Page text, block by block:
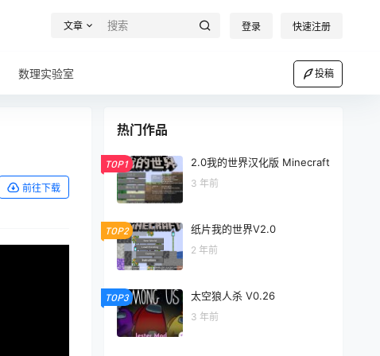
文章 登录 快速注册
数理实验室 投稿
前往下载
热门作品
TOP1 2.0我的世界汉化版 Minecraft
3 年前
TOP2 纸片我的世界V2.0
2 年前
TOP3 太空狼人杀 V0.26
3 年前